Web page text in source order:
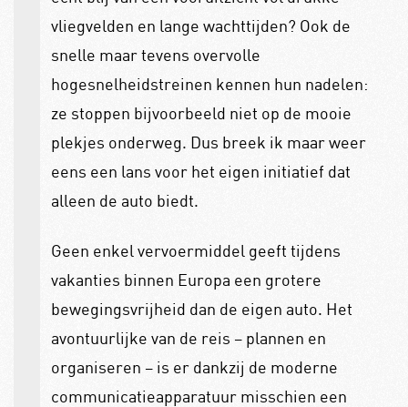
vliegvelden en lange wachttijden? Ook de
snelle maar tevens overvolle
hogesnelheidstreinen kennen hun nadelen:
ze stoppen bijvoorbeeld niet op de mooie
plekjes onderweg. Dus breek ik maar weer
eens een lans voor het eigen initiatief dat
alleen de auto biedt.
Geen enkel vervoermiddel geeft tijdens
vakanties binnen Europa een grotere
bewegingsvrijheid dan de eigen auto. Het
avontuurlijke van de reis – plannen en
organiseren – is er dankzij de moderne
communicatieapparatuur misschien een